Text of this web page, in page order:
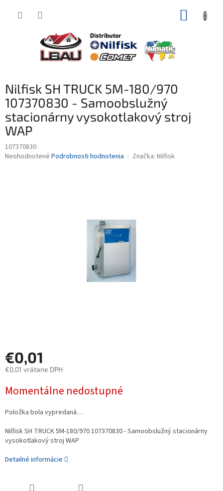
Nilfisk SH TRUCK 5M-180/970
107370830 - Samoobslužný
stacionárny vysokotlakový stroj
WAP
107370830
Priemerné
Neohodnotené Podrobnosti hodnotenia Značka: Nilfisk
€0,01
€0,01 vrátane DPH
cena:
Momentálne nedostupné
Položka bola vypredaná…
Nilfisk SH TRUCK 5M-180/970 107370830 - Samoobslužný stacionárny
vysokotlakový stroj WAP
Detailné informácie